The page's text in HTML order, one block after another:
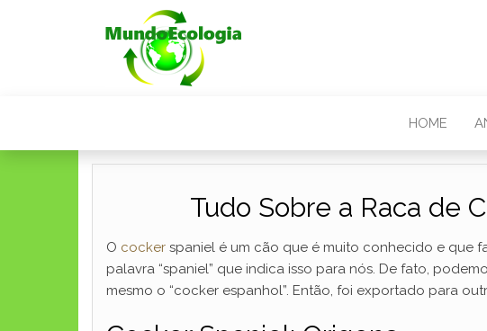
HOME
Tudo Sobre a Raca de
O cocker spaniel é um cão que é muito conhecido e que
palavra “spaniel” que indica isso para nós. De fato,
mesmo o “cocker espanhol”. Então, foi exportado para